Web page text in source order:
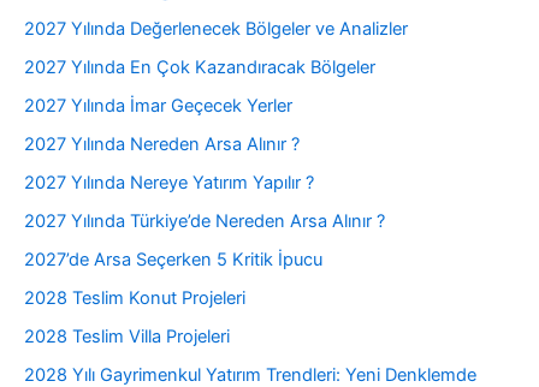
2027 Yılında Değerlenecek Bölgeler ve Analizler
2027 Yılında En Çok Kazandıracak Bölgeler
2027 Yılında İmar Geçecek Yerler
2027 Yılında Nereden Arsa Alınır ?
2027 Yılında Nereye Yatırım Yapılır ?
2027 Yılında Türkiye’de Nereden Arsa Alınır ?
2027’de Arsa Seçerken 5 Kritik İpucu
2028 Teslim Konut Projeleri
2028 Teslim Villa Projeleri
2028 Yılı Gayrimenkul Yatırım Trendleri: Yeni Denklemde